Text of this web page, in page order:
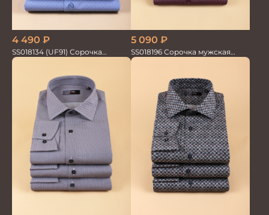
4 490 ₽
SS018134 (UF91) Сорочка
мужская GROSTYLE TRENDY
5 090 ₽
SS018196 Сорочка мужская
GROSTYLE PRIME